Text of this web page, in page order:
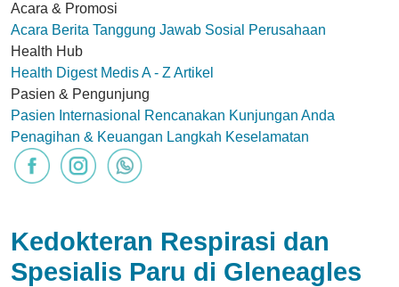
Acara & Promosi
Acara Berita Tanggung Jawab Sosial Perusahaan
Health Hub
Health Digest Medis A - Z Artikel
Pasien & Pengunjung
Pasien Internasional
Rencanakan Kunjungan Anda
Penagihan & Keuangan Langkah Keselamatan
Kedokteran Respirasi dan
Spesialis Paru di Gleneagles